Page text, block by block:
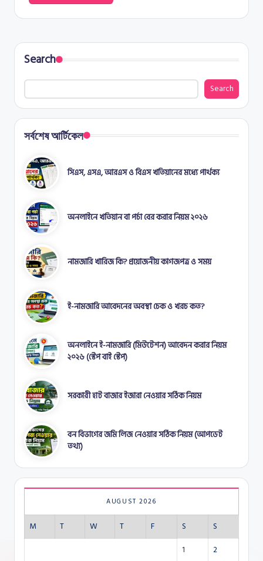
Search
Search
সর্বশেষ আর্টিকেল
সিএস, এসএ, আরএস ও বিএস খতিয়ানের মধ্যে পার্থক্য
অনলাইনে খতিয়ান বা পর্চা বের করার নিয়ম ২০২৬
নামজারি খারিজ কি? প্রয়োজনীয় কাগজপত্র ও সময়
ই-নামজারি আবেদনের অবস্থা চেক ও খরচ কত?
অনলাইনে ই-নামজারি (মিউটেশন) আবেদন করার নিয়ম
২০২৬ (স্টেপ বাই স্টেপ)
সরকারী হাট বাজার ইজারা নেওয়ার সঠিক নিয়ম
বন বিভাগের জমি লিজ নেওয়ার সঠিক নিয়ম (আপডেট
তথ্য)
AUGUST 2026
M T W T F S
S
1
2